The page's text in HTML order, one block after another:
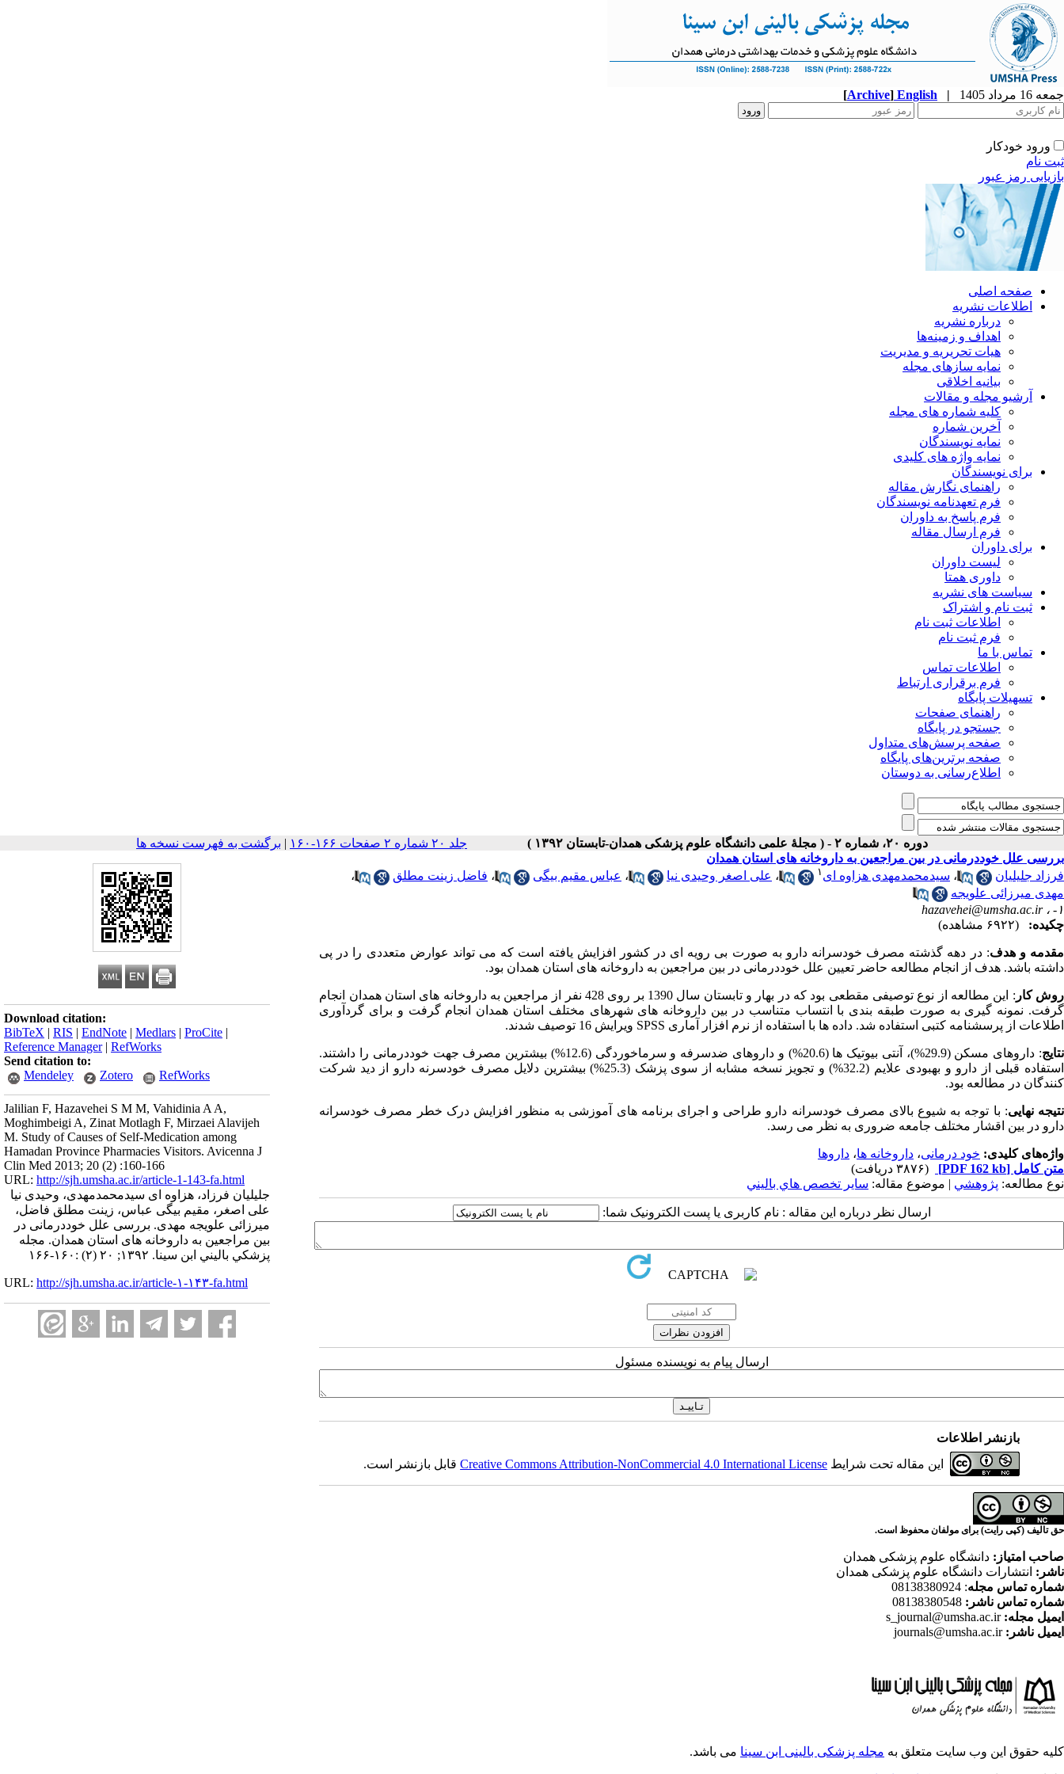
جمعه 16 مرداد 1405 |
English
[Archive]
ورود خودکار
ثبت نام
بازیابی رمز عبور
صفحه اصلی
اطلاعات نشریه
درباره نشریه
اهداف و زمینه‌ها
هیات تحریریه و مدیریت
نمایه سازهای مجله
بیانیه اخلاقی
آرشیو مجله و مقالات
کلیه شماره های مجله
آخرین شماره
نمایه نویسندگان
نمایه واژه های کلیدی
برای نویسندگان
راهنمای نگارش مقاله
فرم تعهدنامه نویسندگان
فرم پاسخ به داوران
فرم ارسال مقاله
برای داوران
لیست داوران
داوری همتا
سیاست های نشریه
ثبت نام و اشتراک
اطلاعات ثبت نام
فرم ثبت نام
تماس با ما
اطلاعات تماس
فرم برقراری ارتباط
تسهیلات پایگاه
راهنمای صفحات
جستجو در پایگاه
صفحه پرسش‌های متداول
صفحه برترین‌های پایگاه
اطلاع‌رسانی به دوستان
دوره ۲۰، شماره ۲ - ( مجلۀ علمی دانشگاه علوم پزشکی همدان-تابستان ۱۳۹۲ ) جلد ۲۰ شماره ۲ صفحات ۱۶۶-۱۶۰ | برگشت به فهرست نسخه ها
Download citation:
BibTeX | RIS | EndNote | Medlars | ProCite |
Reference Manager| RefWorks
Send citation to:
Mendeley
Zotero RefWorks
Jalilian F, Hazavehei S M M, Vahidinia A A,
Moghimbeigi A, Zinat Motlagh F, Mirzaei Alavijeh
M. Study of Causes of Self-Medication among
Hamadan Province Pharmacies Visitors. Avicenna J
Clin Med 2013; 20 (2) :160-166
URL: http://sjh.umsha.ac.ir/article-1-143-fa.html
جلیلیان فرزاد، هزاوه ای سیدمحمدمهدی، وحیدی نیا
علی اصغر، مقیم بیگی عباس، زینت مطلق فاضل،
میرزائی علویجه مهدی. بررسی علل خوددرمانی در
بین مراجعین به داروخانه های استان همدان. مجله
پزشكي باليني ابن سينا. ۱۳۹۲; ۲۰ (۲) :۱۶۰-۱۶۶
URL: http://sjh.umsha.ac.ir/article-۱-۱۴۳-fa.html
بررسی علل خوددرمانی در بین مراجعین به داروخانه های استان همدان
فرزاد جلیلیان
، سیدمحمدمهدی هزاوه ای ۱ ، علی اصغر وحیدی نیا ، عباس مقیم بیگی ، فاضل زینت مطلق
،
مهدی میرزائی علویجه
۱- ،
hazavehei@umsha.ac.ir
چکیده:
(۶۹۲۲ مشاهده)
مقدمه و هدف: در دهه گذشته مصرف خودسرانه دارو به صورت بی رویه ای در کشور افزایش یافته است که می تواند عوارض متعددی را در پی
داشته باشد. هدف از انجام مطالعه حاضر تعیین علل خوددرمانی در بین مراجعین به داروخانه های استان همدان بود.
روش کار
: این مطالعه از نوع توصیفی مقطعی بود که در بهار و تابستان سال 1390 بر روی 428 نفر از مراجعین به داروخانه های استان همدان انجام
گرفت. نمونه گیری به صورت طبقه بندی با انتساب متناسب در بین داروخانه های شهرهای مختلف استان همدان انجام گرفت و برای گردآوری
اطلاعات از پرسشنامه کتبی استفاده شد. داده ها با استفاده از نرم افزار آماری SPSS ویرایش 16 توصیف شدند.
نتایج
: داروهای مسکن (29.9%)، آنتی بیوتیک ها (20.6%) و داروهای ضدسرفه و سرماخوردگی (12.6%) بیشترین مصرف جهت خوددرمانی را داشتند.
استفاده قبلی از دارو و بهبودی علایم (32.2%) و تجویز نسخه مشابه از سوی پزشک (25.3%) بیشترین دلایل مصرف خودسرنه دارو از دید شرکت
کنندگان در مطالعه بود.
نتیجه نهایی: با توجه به شیوع بالای مصرف خودسرانه دارو طراحی و اجرای برنامه های آموزشی به منظور افزایش درک خطر مصرف خودسرانه
دارو در بین اقشار مختلف جامعه ضروری به نظر می رسد.
واژه‌های کلیدی: خود درمانی، داروخانه ها، داروها
متن کامل [PDF 162 kb]
(۳۸۷۶ دریافت)
نوع مطالعه: پژوهشي | موضوع مقاله: سایر تخصص هاي باليني
ارسال نظر درباره این مقاله : نام کاربری یا پست الکترونیک شما:
ارسال پیام به نویسنده مسئول
بازنشر اطلاعات
این مقاله تحت شرایط Creative Commons Attribution-NonCommercial 4.0 International Licenseقابل بازنشر است.
حق تالیف (کپی رایت) برای مولفان محفوظ است.
صاحب امتیاز: دانشگاه علوم پزشکی همدان
ناشر: انتشارات دانشگاه علوم پزشکی همدان
شماره تماس مجله: 08138380924
شماره تماس ناشر:
ایمیل مجله: s_journal@umsha.ac.ir
ایمیل ناشر: journals@umsha.ac.ir
کلیه حقوق این وب سایت متعلق به مجله پزشکی بالینی ابن سینا می باشد.